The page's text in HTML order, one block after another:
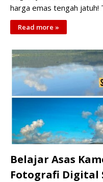
harga emas tengah jatuh!
Read more »
Belajar Asas
Fotografi Digital